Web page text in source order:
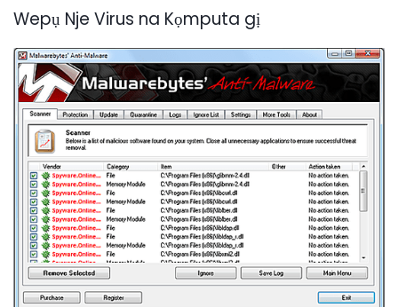
Wepụ Nje Virus na Kọmputa gị